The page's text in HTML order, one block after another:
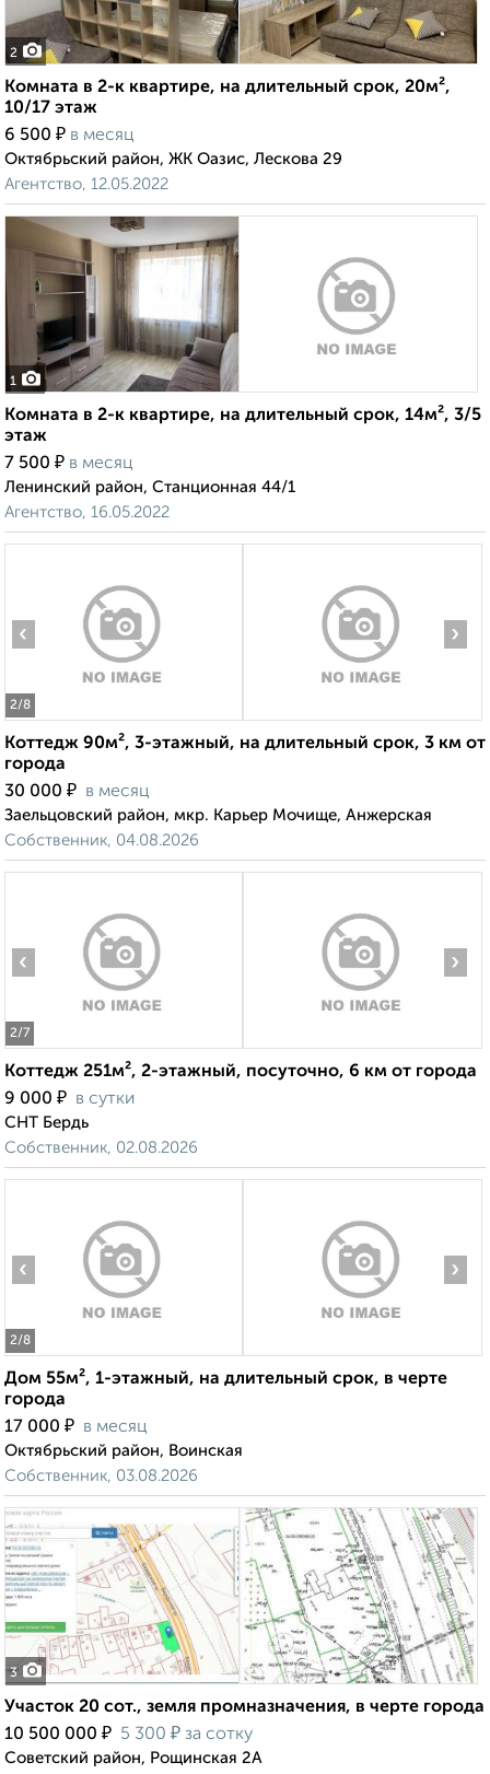
2
Комната в 2-к квартире, на длительный срок, 20м²,
10/17 этаж
6 500 ₽ в месяц
Октябрьский район, ЖК Оазис, Лескова 29
Агентство, 12.05.2022
1
Комната в 2-к квартире, на длительный срок, 14м², 3/5
этаж
7 500 ₽ в месяц
Ленинский район, Станционная 44/1
Агентство, 16.05.2022
2/8
‹ ›
Коттедж 90м², 3-этажный, на длительный срок, 3 км от
города
30 000 ₽ в месяц
Заельцовский район, мкр. Карьер Мочище, Анжерская
Собственник, 04.08.2026
2/7
‹ ›
Коттедж 251м², 2-этажный, посуточно, 6 км от города
9 000 ₽ в сутки
СНТ Бердь
Собственник, 02.08.2026
2/8
‹ ›
Дом 55м², 1-этажный, на длительный срок, в черте
города
17 000 ₽ в месяц
Октябрьский район, Воинская
Собственник, 03.08.2026
3
Участок 20 сот., земля промназначения, в черте города
10 500 000 ₽ 5 300 ₽ за сотку
Советский район, Рощинская 2А